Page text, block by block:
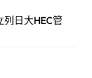
日大HEC管